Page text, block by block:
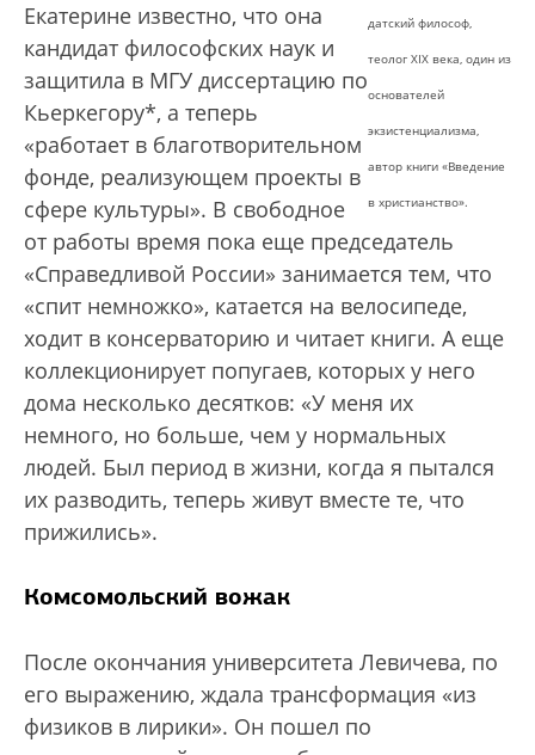
датский философ,
теолог XIX века, один из
основателей
экзистенциализма,
автор книги «Введение
в христианство».
Екатерине известно, что она
кандидат философских наук и
защитила в МГУ диссертацию по
Кьеркегору*, а теперь
«работает в благотворительном
фонде, реализующем проекты в
сфере культуры». В свободное
от работы время пока еще председатель
«Справедливой России» занимается тем, что
«спит немножко», катается на велосипеде,
ходит в консерваторию и читает книги. А еще
коллекционирует попугаев, которых у него
дома несколько десятков: «У меня их
немного, но больше, чем у нормальных
людей. Был период в жизни, когда я пытался
их разводить, теперь живут вместе те, что
прижились».
Комсомольский вожак
После окончания университета Левичева, по
его выражению, ждала трансформация «из
физиков в лирики». Он пошел по